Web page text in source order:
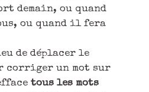
demain, ou quand
ou quand il fera
de déplacer le
corriger un mot sur
tous les mots